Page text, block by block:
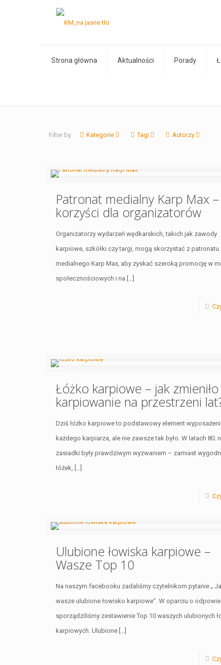
Strona główna Aktualności Porady
Filter by Kategorie Tagi Autorzy
Patronat medialny Karp Max –
korzyści dla organizatorów
Organizatorzy wydarzeń wędkarskich, takich jak zawody
karpiowe, szkółki czy targi, mogą skorzystać z patronatu
medialnego Karp Max, aby zyskać szeroką promocję w
społecznościowych i na […]
Łóżko karpiowe – jak zmieniło
karpiowanie na przestrzeni
Dziś łóżko karpiowe to podstawowy element
każdego karpiarza, ale nie zawsze tak było. W latach 80.
zasiadki były prawdziwym wyzwaniem – zamiast
łóżek, […]
Ulubione łowiska karpiowe –
Wasze Top 10
Na naszym facebooku zadaliśmy czytelnikom pytanie „
wasze ulubione łowisko karpiowe”. W oparciu o
sporządziliśmy zestawienie Top 10 waszych ulubionych
karpiowych. Ulubione[…]